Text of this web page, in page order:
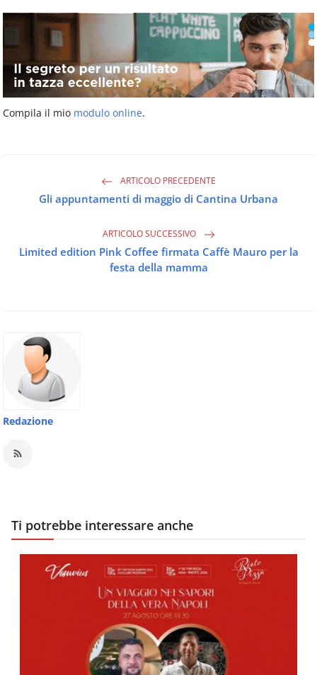
Compila il mio modulo online.
ARTICOLO PRECEDENTE
Gli appuntamenti di maggio di Cantina Urbana
ARTICOLO SUCCESSIVO
Limited edition Pink Coffee firmata Caffè Mauro per la
festa della mamma
Redazione
Ti potrebbe interessare anche